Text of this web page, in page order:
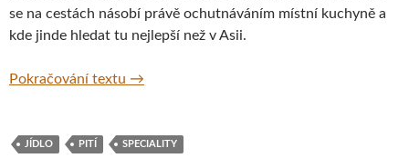
se na cestách násobí právě ochutnáváním místní kuchyně a
kde jinde hledat tu nejlepší než v Asii.
Pokračování textu Chutě Asie, které nesmíte vynechat
→
JÍDLO PITÍ SPECIALITY